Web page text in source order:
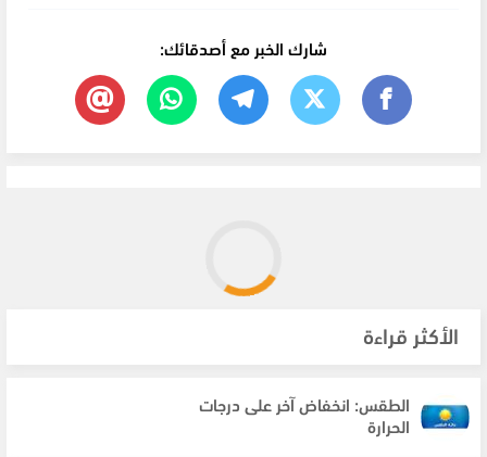
شارك الخبر مع أصدقائك:
الأكثر قراءة
الطقس: انخفاض آخر على درجات
الحرارة